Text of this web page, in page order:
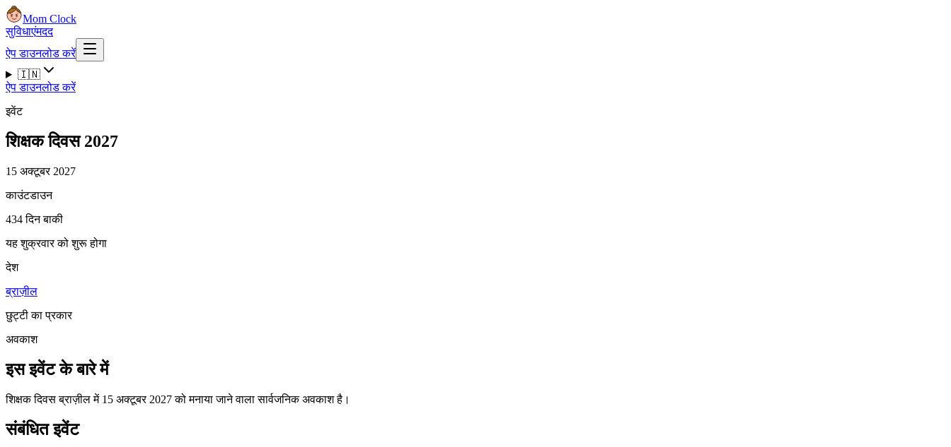
Mom Clock
सुविधाएंमदद
ऐप डाउनलोड करें
🇮🇳
ऐप डाउनलोड करें
इवेंट
शिक्षक दिवस 2027
15 अक्टूबर 2027
काउंटडाउन
434 दिन बाकी
यह शुक्रवार को शुरू होगा
देश
ब्राज़ील
छुट्टी का प्रकार
अवकाश
इस इवेंट के बारे में
शिक्षक दिवस ब्राज़ील में 15 अक्टूबर 2027 को मनाया जाने वाला सार्वजनिक अवकाश है।
संबंधित इवेंट